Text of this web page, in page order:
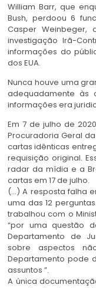
William Barr, que
Bush, perdoou 6
Casper Weinbeger,
investigação Irã-
informações do
dos EUA.
Nunca houve uma
adequadamente às
informações era
Em 7 de julho de
Procuradoria Geral
cartas idênticas
requisição original.
radar da mídia e a
cartas em 17 de julho.
(…) A resposta falha
uma das 12
trabalhou com o
“por uma questão
Departamento de
sobre aspectos
Departamento pode
assuntos ”.
A única